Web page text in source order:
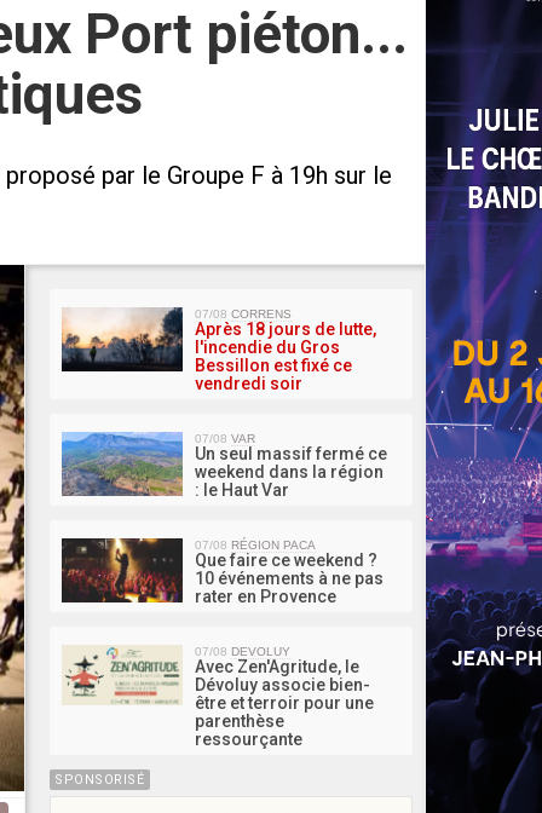
Port piéton...
par le Groupe F à 19h sur le
MA
07/08 CORRENS
Après 18 jours de lutte,
l'incendie du Gros
Bessillon est fixé ce
vendredi soir
07/08 VAR
Un seul massif fermé ce
weekend dans la région
: le Haut Var
07/08 RÉGION PACA
Que faire ce weekend ?
10 événements à ne pas
rater en Provence
07/08 DEVOLUY
Avec Zen'Agritude, le
Dévoluy associe bien-
être et terroir pour une
parenthèse
ressourçante
SPONSORISÉ